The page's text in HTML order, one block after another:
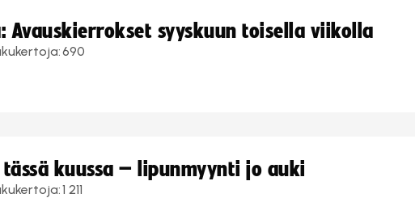
Avauskierrokset syyskuun toisella viikolla
690
kuussa – lipunmyynti jo auki
1 211